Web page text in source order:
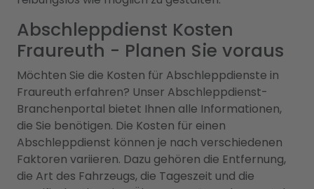
Abschleppdienst Kosten
Fraureuth - Planen Sie voraus
Möchten Sie die Kosten für Abschleppdienste in
Fraureuth erfahren? Unser Abschleppdienst-
Branchenportal bietet Ihnen alle Informationen,
die Sie benötigen. Die Kosten für einen
Abschleppdienst können je nach verschiedenen
Faktoren variieren. Dazu gehören die Entfernung,
die Art des Fahrzeugs, die Tageszeit und die